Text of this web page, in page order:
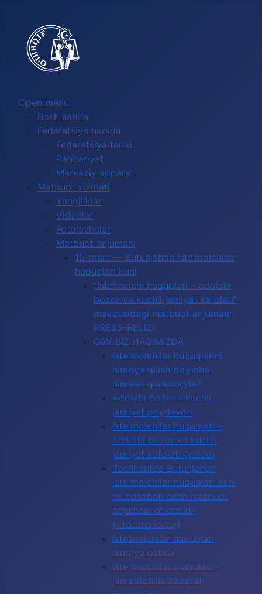
Open menu
Bosh sahifa
Federatsiya haqida
Federatsiya tarixi
Rahbariyat
Markaziy apparat
Matbuot xizmati
Yangiliklar
Videolar
Fotolavhalar
Matbuot anjumani
15-mart — Butunjahon iste’molchilar
huquqlari kuni
“Iste’molchi huquqlari – adolatli
bozor va kuchli jamiyat kafolati”
mavzusidagi matbuot anjumani
PRESS-RELIZI
OAV BIZ HAQIMIZDA
Iste'molchilar huquqlarini
himoya qilish bo‘yicha
nimalar qilinmoqda?
Adolatli bozor - kuchli
jamiyat poydevori
Iste'molchilar huquqlari -
adolatli bozor va kuchli
jamiyat kafolati (video)
Toshkentda Butunjahon
iste'molchilar huquqlari kuni
munosabati bilan matbuot
anjumani o‘tkazildi
(+fotoreportaj)
Iste’molchilar huquqlari
himoya ostida
Iste'molchilar manfaati -
jamoatchilik nazorati